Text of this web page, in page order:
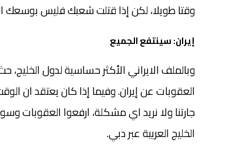
وقتا طويلا، لكن إذا قتلت شعبك فليس بوسعك
إيران: سينتفع الجميع
وبالملف الايراني الأكثر حساسية لدول
العقوبات عن إيران. وفيما إذا كان يعتقد ان
جارتنا ولا نريد اي مشكلة، ارفعوا العقوبات
الخليج العربية عبر دبي.